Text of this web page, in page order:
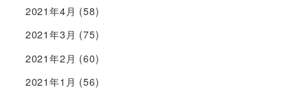
2021年4月 (58)
2021年3月 (75)
2021年2月 (60)
2021年1月 (56)